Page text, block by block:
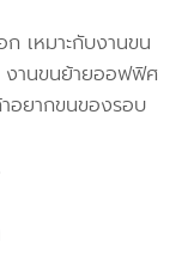
เหมาะกับงานขน
งานขนย้ายออฟฟิศ
อยากขนของรอบ